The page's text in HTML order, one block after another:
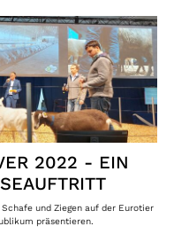
2022 - EIN
Schafe und Ziegen auf der Eurotier
präsentieren.